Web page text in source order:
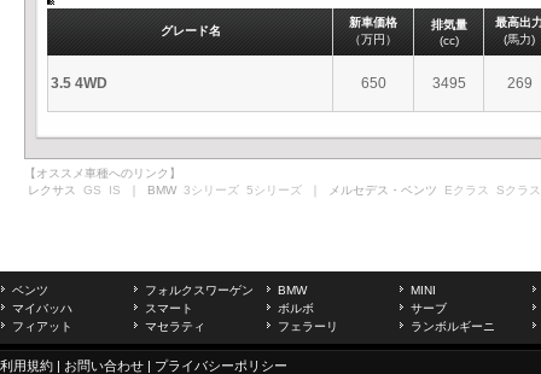
グレード名
新車価格
（万円）
排気量
(cc)
最高出
(馬力)
3.5 4WD 650 3495 269
【オススメ車種へのリンク】
レクサス GS IS ｜ BMW 3シリーズ 5シリーズ ｜ メルセデス・ベンツ Eクラス Sクラス
ベンツ フォルクスワーゲン BMW
MINI
マイバッハ
スマート ボルボ
サーブ
フィアット
マセラティ フェラーリ ランボルギーニ
利用規約 | お問い合わせ | プライバシーポリシー